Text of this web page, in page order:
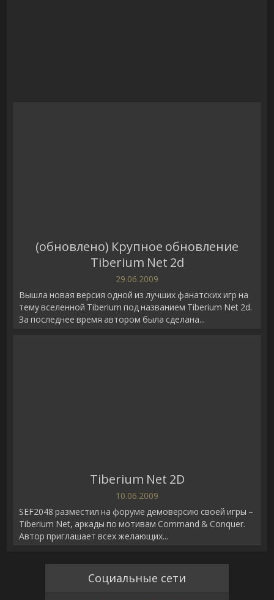
(обновлено) Крупное обновление
Tiberium Net 2d
29.06.2009
Вышла новая версия одной из лучших фанатских игр на
тему вселенной Tiberium под названием Tiberium Net 2d.
За последнее время автором была сделана...
Tiberium Net 2D
10.06.2009
SEF2048 разместил на форуме демоверсию своей игры –
Tiberium Net, аркады по мотивам Command & Conquer.
Автор приглашает всех желающих...
Социальные сети